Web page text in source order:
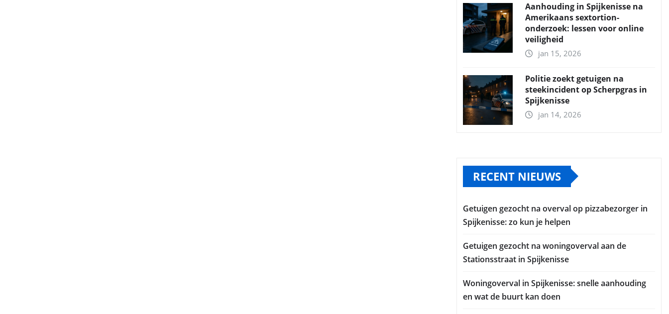
Aanhouding in Spijkenisse na
Amerikaans sextortion-
onderzoek: lessen voor online
veiligheid
jan 15, 2026
Politie zoekt getuigen na
steekincident op Scherpgras in
Spijkenisse
jan 14, 2026
RECENT NIEUWS
Getuigen gezocht na overval op pizzabezorger in
Spijkenisse: zo kun je helpen
Getuigen gezocht na woningoverval aan de
Stationsstraat in Spijkenisse
Woningoverval in Spijkenisse: snelle aanhouding
en wat de buurt kan doen